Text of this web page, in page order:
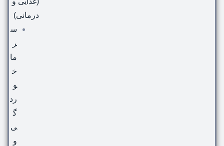
درمانی)
س
ر
ما
خ
و
رد
گ
ی
و